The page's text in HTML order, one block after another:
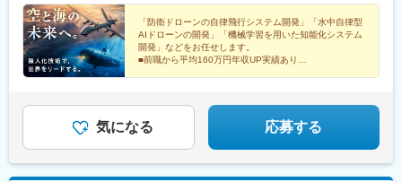
大府、豊田、刈谷、安城、岡崎、他＜岐阜県＞岐阜、大垣、多治
見、他＜三重県＞四日市、津、伊勢、他
「防衛ドローンの自律飛行システム開発」「水中自律型
AIドローンの開発」「機械学習を用いた知能化システム
開発」などをお任せします。
■前職から平均160万円年収UP実績あり
気になる 応募する